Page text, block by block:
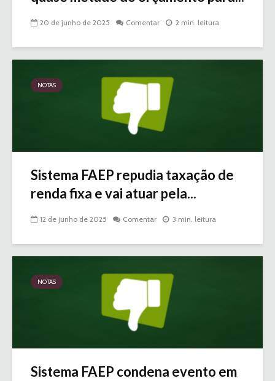
20 de junho de 2025 Comentar 2 min. leitura
NOTAS
Sistema FAEP repudia taxação de
renda fixa e vai atuar pela...
12 de junho de 2025 Comentar 3 min. leitura
NOTAS
Sistema FAEP condena evento em